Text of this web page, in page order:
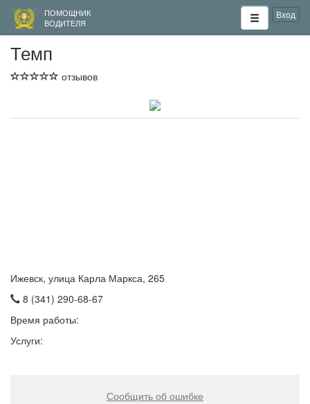
ПОМОЩНИК
ВОДИТЕЛЯ
Вход
Темп
отзывов
Ижевск, улица Карла Маркса, 265
8 (341) 290-68-67
Время работы:
Услуги:
Сообщить об ошибке